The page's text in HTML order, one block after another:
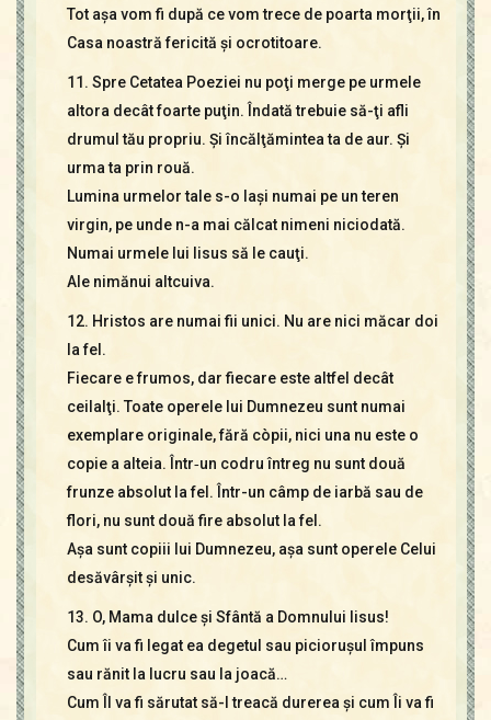
Tot aşa vom fi după ce vom trece de poarta morţii, în
Casa noastră fericită şi ocrotitoare.
11. Spre Cetatea Poeziei nu poţi merge pe urmele
altora decât foarte puţin. Îndată trebuie să-ţi afli
drumul tău propriu. Şi încălţămintea ta de aur. Şi
urma ta prin rouă.
Lumina urmelor tale s-o laşi numai pe un teren
virgin, pe unde n-a mai călcat nimeni niciodată.
Numai urmele lui Iisus să le cauţi.
Ale nimănui altcuiva.
12. Hristos are numai fii unici. Nu are nici măcar doi
la fel.
Fiecare e frumos, dar fiecare este altfel decât
ceilalţi. Toate operele lui Dumnezeu sunt numai
exemplare originale, fără còpii, nici una nu este o
copie a alteia. Într‑un codru întreg nu sunt două
frunze absolut la fel. Într-un câmp de iarbă sau de
flori, nu sunt două fire absolut la fel.
Aşa sunt copiii lui Dumnezeu, aşa sunt operele Celui
desăvârşit şi unic.
13. O, Mama dulce şi Sfântă a Domnului Iisus!
Cum îi va fi legat ea degetul sau picioruşul împuns
sau rănit la lucru sau la joacă…
Cum Îl va fi sărutat să-I treacă durerea şi cum Îi va fi